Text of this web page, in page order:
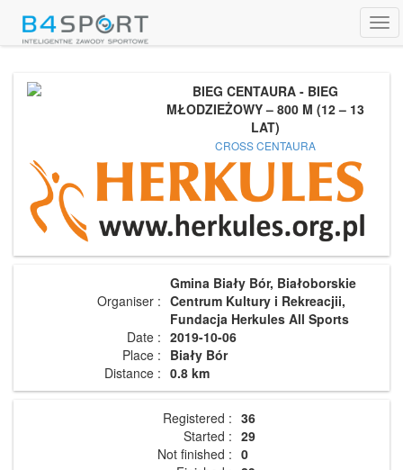
BIEG CENTAURA - BIEG
MŁODZIEŻOWY – 800 M (12 – 13
LAT)
CROSS CENTAURA
Organiser :
Gmina Biały Bór, Białoborskie
Centrum Kultury i Rekreacjii,
Fundacja Herkules All Sports
Date : 2019-10-06
Place : Biały Bór
Distance : 0.8 km
Registered : 36
Started : 29
Not finished : 0